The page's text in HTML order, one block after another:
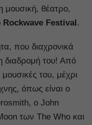
μουσική, θέατρο,
Rockwave Festival.
που διαχρονικά
διαδρομή του! Από
του, μέχρι
όπως είναι ο
ο John
των The Who και